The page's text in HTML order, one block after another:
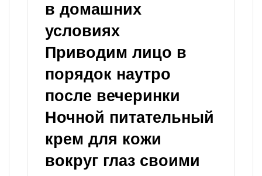
в домашних
условиях
Приводим лицо в
порядок наутро
после вечеринки
Ночной питательный
крем для кожи
вокруг глаз своими